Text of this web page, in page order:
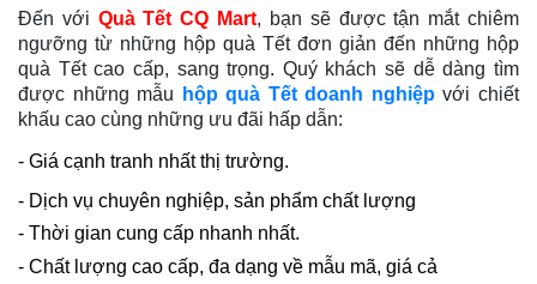
Đến với Quà Tết CQ Mart, bạn sẽ được tận mắt chiêm
ngưỡng từ những hộp quà Tết đơn giản đến những hộp
quà Tết cao cấp, sang trọng. Quý khách sẽ dễ dàng tìm
được những mẫu
hộp quà Tết doanh nghiệpvới chiết
khấu cao cùng những ưu đãi hấp dẫn:
- Giá cạnh tranh nhất thị trường.
- Dịch vụ chuyên nghiệp, sản phẩm chất lượng
- Thời gian cung cấp nhanh nhất.
- Chất lượng cao cấp, đa dạng về mẫu mã, giá cả